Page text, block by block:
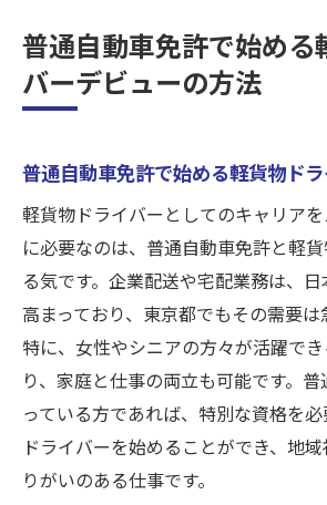
普通自動車免許で始める
バーデビューの方法
普通自動車免許で始める軽貨物ド
軽貨物ドライバーとしてのキャリア
に必要なのは、普通自動車免許と軽
る気です。企業配送や宅配業務は、
高まっており、東京都でもその需要は
特に、女性やシニアの方々が活躍で
り、家庭と仕事の両立も可能です。
っている方であれば、特別な資格を
ドライバーを始めることができ、地
りがいのある仕事です。